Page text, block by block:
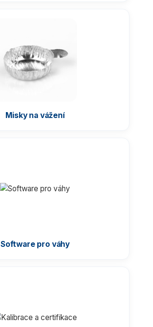
Misky na vážení
Software pro váhy